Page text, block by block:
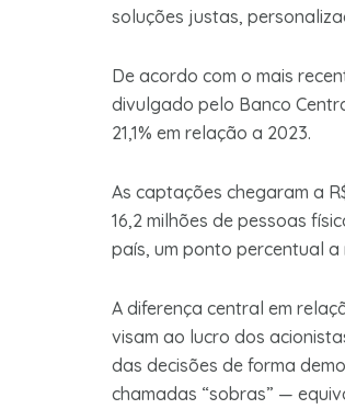
soluções justas,
De acordo com o mais
divulgado pelo Banco
21,1% em relação a 2023.
As captações chegaram a
16,2 milhões de pessoas
país, um ponto percentual a
A diferença central em
visam ao lucro dos
das decisões de forma
chamadas “sobras” —